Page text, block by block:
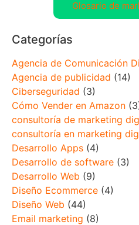
Glosario de
Categorías
Agencia de Comunicación
Agencia de publicidad (14)
Ciberseguridad (3)
Cómo Vender en Amazon
consultoría de marketing
consultoría en marketing
Desarrollo Apps (4)
Desarrollo de software (3)
Desarrollo Web (9)
Diseño Ecommerce (4)
Diseño Web (44)
Email marketing (8)